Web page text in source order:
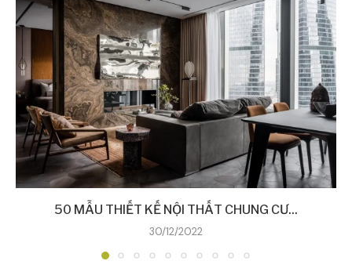
50 MẪU THIẾT KẾ NỘI THẤT CHUNG CƯ...
30/12/2022